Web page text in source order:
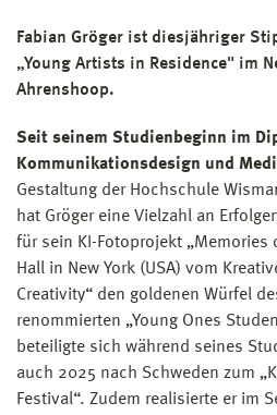
Fabian Gröger ist diesjähriger
„Young Artists in Residence" im
Ahrenshoop.
Seit seinem Studienbeginn im
Kommunikationsdesign und
Gestaltung der Hochschule
hat Gröger eine Vielzahl an
für sein KI-Fotoprojekt „Memories
Hall in New York (USA) vom
Creativity“ den goldenen Würfel
renommierten „Young Ones
beteiligte sich während seines
auch 2025 nach Schweden zum
Festival“. Zudem realisierte er im